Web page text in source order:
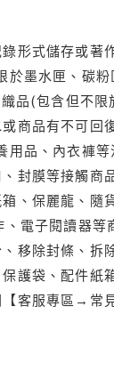
形式儲存或著
於墨水匣、碳
品(包含但不限
商品有不可回
用品、內衣褲
封膜等接觸商
、保麗龍、隨
、電子閱讀器
移除封條、拆
護袋、配件紙
客服專區→常